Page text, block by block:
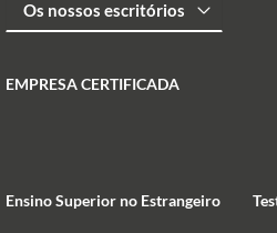
EMPRESA CERTIFICADA
Ensino Superior no Estrangeiro